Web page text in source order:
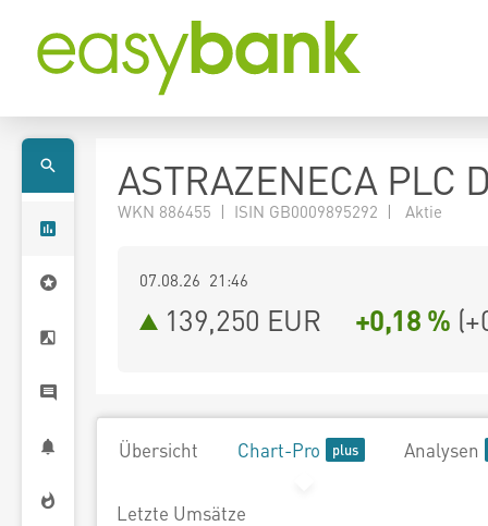
ASTRAZENECA PLC
WKN 886455 | ISIN GB0009895292 | Aktie
07.08.26 21:46
139,250 EUR +0,18 % (
Übersicht Chart-Pro Analysen
Letzte Umsätze